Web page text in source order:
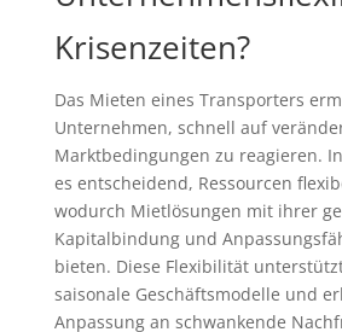
Krisenzeiten?
Das Mieten eines Transporters
Unternehmen, schnell auf
Marktbedingungen zu reagieren.
es entscheidend, Ressourcen
wodurch Mietlösungen mit ihrer
Kapitalbindung und
bieten. Diese Flexibilität
saisonale Geschäftsmodelle und
Anpassung an schwankende